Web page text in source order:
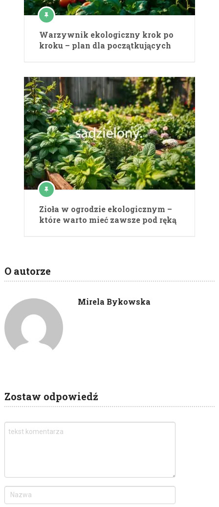
Warzywnik ekologiczny krok po
kroku – plan dla początkujących
Zioła w ogrodzie ekologicznym –
które warto mieć zawsze pod ręką
O autorze
Mirela Bykowska
Zostaw odpowiedź